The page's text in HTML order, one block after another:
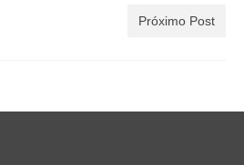
Próximo Post